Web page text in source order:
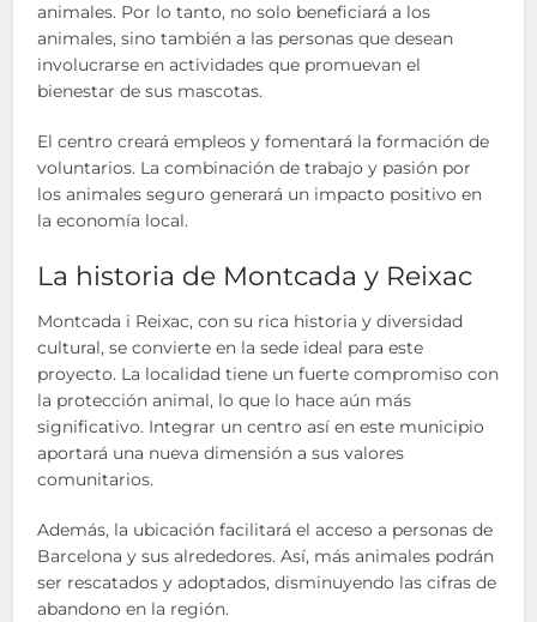
animales. Por lo tanto, no solo beneficiará a los
animales, sino también a las personas que desean
involucrarse en actividades que promuevan el
bienestar de sus mascotas.
El centro creará empleos y fomentará la formación de
voluntarios. La combinación de trabajo y pasión por
los animales seguro generará un impacto positivo en
la economía local.
La historia de Montcada y Reixac
Montcada i Reixac, con su rica historia y diversidad
cultural, se convierte en la sede ideal para este
proyecto. La localidad tiene un fuerte compromiso con
la protección animal, lo que lo hace aún más
significativo. Integrar un centro así en este municipio
aportará una nueva dimensión a sus valores
comunitarios.
Además, la ubicación facilitará el acceso a personas de
Barcelona y sus alrededores. Así, más animales podrán
ser rescatados y adoptados, disminuyendo las cifras de
abandono en la región.